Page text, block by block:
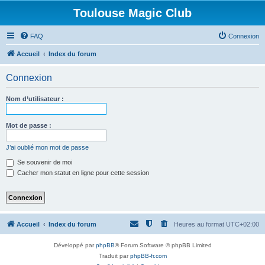
Toulouse Magic Club
FAQ Connexion
Accueil Index du forum
Connexion
Nom d’utilisateur :
Mot de passe :
J’ai oublié mon mot de passe
Se souvenir de moi
Cacher mon statut en ligne pour cette session
Accueil Index du forum Heures au format UTC+02:00
Développé parphpBB® Forum Software © phpBB Limited
Traduit parphpBB-fr.com